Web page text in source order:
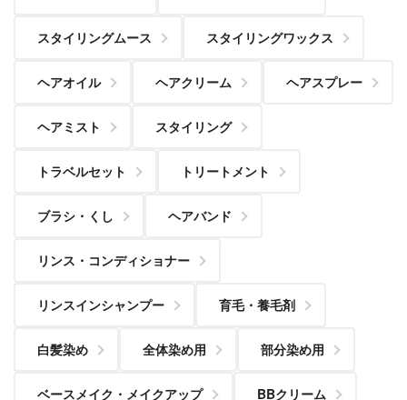
スタイリングムース スタイリングワックス
ヘアオイル ヘアクリーム ヘアスプレー
ヘアミスト スタイリング
トラベルセット トリートメント
ブラシ・くし ヘアバンド
リンス・コンディショナー
リンスインシャンプー 育毛・養毛剤
白髪染め 全体染め用 部分染め用
ベースメイク・メイクアップ BBクリーム